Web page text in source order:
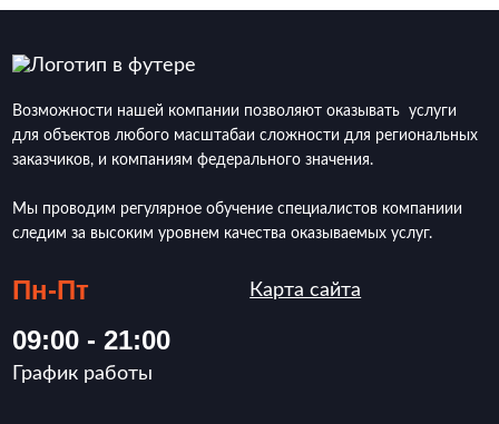
Возможности нашей компании позволяют оказывать услуги
для объектов любого масштабаи сложности для региональных
заказчиков, и компаниям федерального значения.
Мы проводим регулярное обучение специалистов компаниии
следим за высоким уровнем качества оказываемых услуг.
Пн-Пт
09:00 - 21:00
График работы
Карта сайта